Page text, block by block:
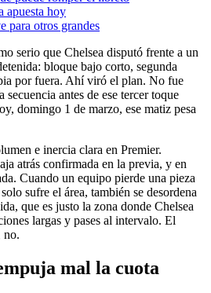
apuesta hoy
para otros grandes
serio que Chelsea disputó frente a un
bloque bajo corto, segunda
por fuera. Ahí viró el plan. No fue
antes de ese tercer toque
domingo 1 de marzo, ese matiz pesa
e inercia clara en Premier.
atrás confirmada en la previa, y en
Cuando un equipo pierde una pieza
sufre el área, también se desordena
que es justo la zona donde Chelsea
largas y pases al intervalo. El
no.
mal la cuota